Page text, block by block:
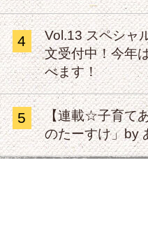
4
Vol.13 スペシャ
文受付中！今年
べます！
5
【連載☆子育て
のたーすけ」by